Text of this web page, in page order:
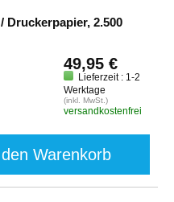
Druckerpapier, 2.500
49,95 €
Lieferzeit : 1-2
Werktage
(inkl. MwSt.)
versandkostenfrei
Warenkorb